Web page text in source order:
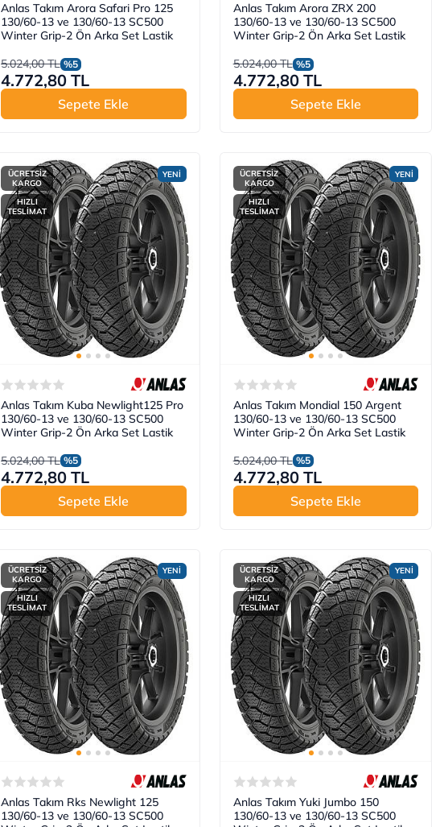
Anlas Takım Arora Safari Pro 125
130/60-13 ve 130/60-13 SC500
Winter Grip-2 Ön Arka Set Lastik
5.024,00 TL %5
4.772,80 TL
Sepete Ekle
Anlas Takım Arora ZRX 200
130/60-13 ve 130/60-13 SC500
Winter Grip-2 Ön Arka Set Lastik
5.024,00 TL %5
4.772,80 TL
Sepete Ekle
YENİ
ÜCRETSİZ
KARGO
HIZLI
TESLİMAT
Anlas Takım Kuba Newlight125 Pro
130/60-13 ve 130/60-13 SC500
Winter Grip-2 Ön Arka Set Lastik
5.024,00 TL %5
4.772,80 TL
Sepete Ekle
YENİ
ÜCRETSİZ
KARGO
HIZLI
TESLİMAT
Anlas Takım Mondial 150 Argent
130/60-13 ve 130/60-13 SC500
Winter Grip-2 Ön Arka Set Lastik
5.024,00 TL %5
4.772,80 TL
Sepete Ekle
YENİ
ÜCRETSİZ
KARGO
HIZLI
TESLİMAT
Anlas Takım Rks Newlight 125
130/60-13 ve 130/60-13 SC500
YENİ
ÜCRETSİZ
KARGO
HIZLI
TESLİMAT
Anlas Takım Yuki Jumbo 150
130/60-13 ve 130/60-13 SC500